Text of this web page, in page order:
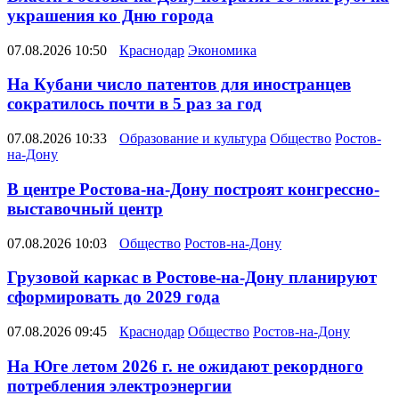
украшения ко Дню города
07.08.2026 10:50 Краснодар Экономика
На Кубани число патентов для иностранцев
сократилось почти в 5 раз за год
07.08.2026 10:33 Образование и культура Общество Ростов-
на-Дону
В центре Ростова-на-Дону построят конгрессно-
выставочный центр
07.08.2026 10:03 Общество Ростов-на-Дону
Грузовой каркас в Ростове-на-Дону планируют
сформировать до 2029 года
07.08.2026 09:45 Краснодар Общество Ростов-на-Дону
На Юге летом 2026 г. не ожидают рекордного
потребления электроэнергии